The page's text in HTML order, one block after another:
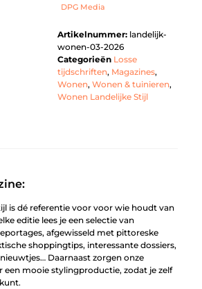
DPG Media
Artikelnummer: landelijk-
wonen-03-2026
Categorieën Losse
tijdschriften, Magazines,
Wonen, Wonen & tuinieren,
Wonen Landelijke Stijl
is dé referentie voor voor wie houdt van
editie lees je een selectie van
afgewisseld met pittoreske
shoppingtips, interessante dossiers,
Daarnaast zorgen onze
een mooie stylingproductie, zodat je zelf